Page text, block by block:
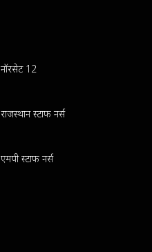
नॉरसेट 12
राजस्थान स्टाफ नर्स
एमपी स्टाफ नर्स